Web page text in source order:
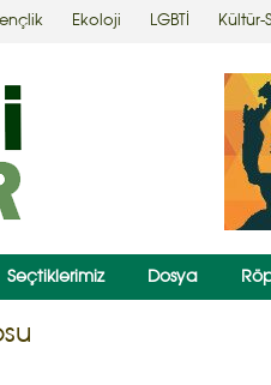
Ekoloji LGBTİ Kültür-
Seçtiklerimiz Dosya